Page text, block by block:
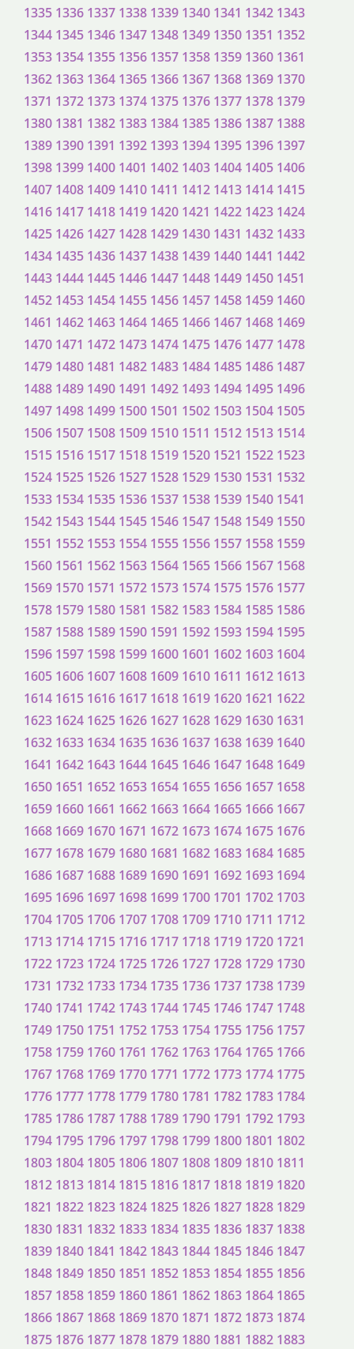
1335 1336 1337 1338 1339 1340 1341 1342 1343
1344 1345 1346 1347 1348 1349 1350 1351 1352
1353 1354 1355 1356 1357 1358 1359 1360 1361
1362 1363 1364 1365 1366 1367 1368 1369 1370
1371 1372 1373 1374 1375 1376 1377 1378 1379
1380 1381 1382 1383 1384 1385 1386 1387 1388
1389 1390 1391 1392 1393 1394 1395 1396 1397
1398 1399 1400 1401 1402 1403 1404 1405 1406
1407 1408 1409 1410 1411 1412 1413 1414 1415
1416 1417 1418 1419 1420 1421 1422 1423 1424
1425 1426 1427 1428 1429 1430 1431 1432 1433
1434 1435 1436 1437 1438 1439 1440 1441 1442
1443 1444 1445 1446 1447 1448 1449 1450 1451
1452 1453 1454 1455 1456 1457 1458 1459 1460
1461 1462 1463 1464 1465 1466 1467 1468 1469
1470 1471 1472 1473 1474 1475 1476 1477 1478
1479 1480 1481 1482 1483 1484 1485 1486 1487
1488 1489 1490 1491 1492 1493 1494 1495 1496
1497 1498 1499 1500 1501 1502 1503 1504 1505
1506 1507 1508 1509 1510 1511 1512 1513 1514
1515 1516 1517 1518 1519 1520 1521 1522 1523
1524 1525 1526 1527 1528 1529 1530 1531 1532
1533 1534 1535 1536 1537 1538 1539 1540 1541
1542 1543 1544 1545 1546 1547 1548 1549 1550
1551 1552 1553 1554 1555 1556 1557 1558 1559
1560 1561 1562 1563 1564 1565 1566 1567 1568
1569 1570 1571 1572 1573 1574 1575 1576 1577
1578 1579 1580 1581 1582 1583 1584 1585 1586
1587 1588 1589 1590 1591 1592 1593 1594 1595
1596 1597 1598 1599 1600 1601 1602 1603 1604
1605 1606 1607 1608 1609 1610 1611 1612 1613
1614 1615 1616 1617 1618 1619 1620 1621 1622
1623 1624 1625 1626 1627 1628 1629 1630 1631
1632 1633 1634 1635 1636 1637 1638 1639 1640
1641 1642 1643 1644 1645 1646 1647 1648 1649
1650 1651 1652 1653 1654 1655 1656 1657 1658
1659 1660 1661 1662 1663 1664 1665 1666 1667
1668 1669 1670 1671 1672 1673 1674 1675 1676
1677 1678 1679 1680 1681 1682 1683 1684 1685
1686 1687 1688 1689 1690 1691 1692 1693 1694
1695 1696 1697 1698 1699 1700 1701 1702 1703
1704 1705 1706 1707 1708 1709 1710 1711 1712
1713 1714 1715 1716 1717 1718 1719 1720 1721
1722 1723 1724 1725 1726 1727 1728 1729 1730
1731 1732 1733 1734 1735 1736 1737 1738 1739
1740 1741 1742 1743 1744 1745 1746 1747 1748
1749 1750 1751 1752 1753 1754 1755 1756 1757
1758 1759 1760 1761 1762 1763 1764 1765 1766
1767 1768 1769 1770 1771 1772 1773 1774 1775
1776 1777 1778 1779 1780 1781 1782 1783 1784
1785 1786 1787 1788 1789 1790 1791 1792 1793
1794 1795 1796 1797 1798 1799 1800 1801 1802
1803 1804 1805 1806 1807 1808 1809 1810 1811
1812 1813 1814 1815 1816 1817 1818 1819 1820
1821 1822 1823 1824 1825 1826 1827 1828 1829
1830 1831 1832 1833 1834 1835 1836 1837 1838
1839 1840 1841 1842 1843 1844 1845 1846 1847
1848 1849 1850 1851 1852 1853 1854 1855 1856
1857 1858 1859 1860 1861 1862 1863 1864 1865
1866 1867 1868 1869 1870 1871 1872 1873 1874
1875 1876 1877 1878 1879 1880 1881 1882 1883